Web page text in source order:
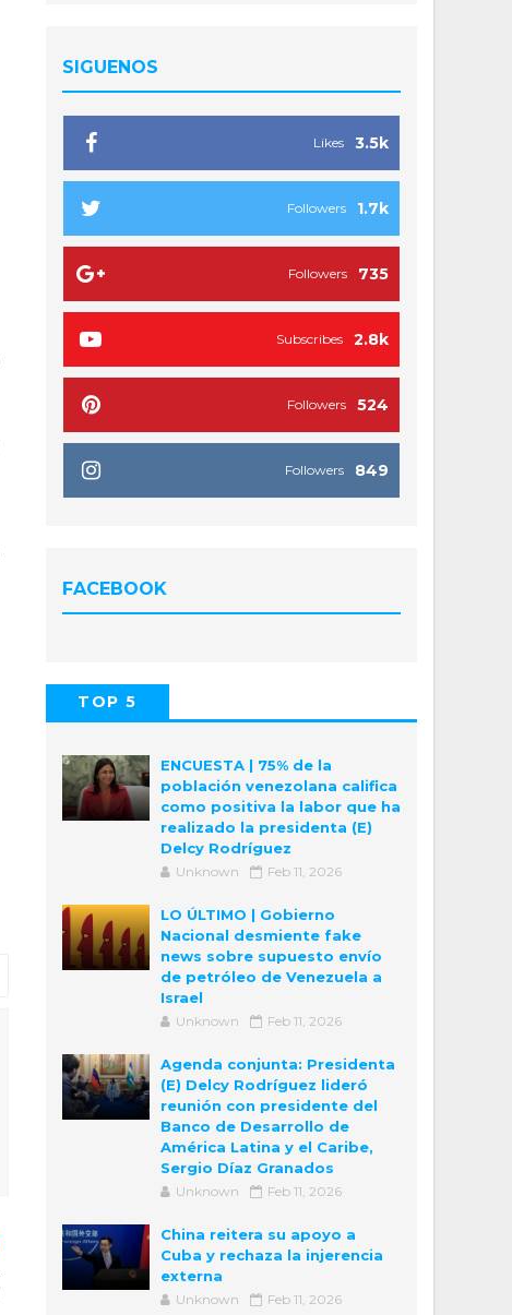
SIGUENOS
3.5k
Likes
1.7k
Followers
735
Followers
2.8k
Subscribes
524
Followers
849
Followers
FACEBOOK
TOP 5
ENCUESTA | 75% de la
población venezolana califica
como positiva la labor que ha
realizado la presidenta (E)
Delcy Rodríguez
Unknown Feb 11, 2026
LO ÚLTIMO | Gobierno
Nacional desmiente fake
news sobre supuesto envío
de petróleo de Venezuela a
Israel
Unknown Feb 11, 2026
Agenda conjunta: Presidenta
(E) Delcy Rodríguez lideró
reunión con presidente del
Banco de Desarrollo de
América Latina y el Caribe,
Sergio Díaz Granados
Unknown Feb 11, 2026
China reitera su apoyo a
Cuba y rechaza la injerencia
externa
Unknown Feb 11, 2026